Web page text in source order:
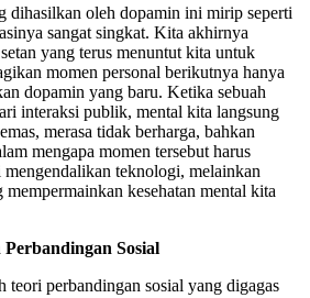
dihasilkan oleh dopamin ini mirip seperti
sangat singkat. Kita akhirnya
yang terus menuntut kita untuk
momen personal berikutnya hanya
dopamin yang baru. Ketika sebuah
interaksi publik, mental kita langsung
merasa tidak berharga, bahkan
mengapa momen tersebut harus
teknologi, melainkan
kesehatan mental kita
Sosial
teori perbandingan sosial yang digagas